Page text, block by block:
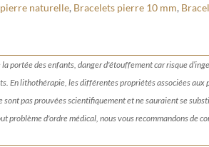
naturelle, Bracelets pierre 10 mm,
la portée des enfants, danger d'étouffement car risque
En lithothérapie, les différentes propriétés associées aux
sont pas prouvées scientifiquement et ne sauraient se
problème d'ordre médical, nous vous recommandons de